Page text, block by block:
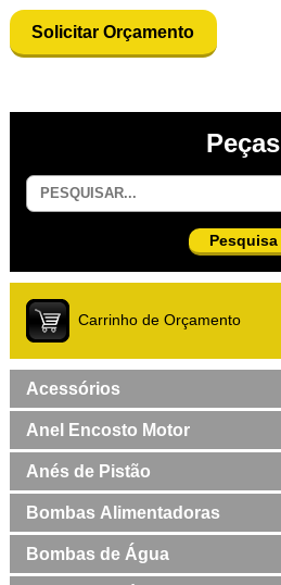
Solicitar Orçamento
Peças
Pesquisa
Carrinho de Orçamento
Acessórios
Anel Encosto Motor
Anés de Pistão
Bombas Alimentadoras
Bombas de Água